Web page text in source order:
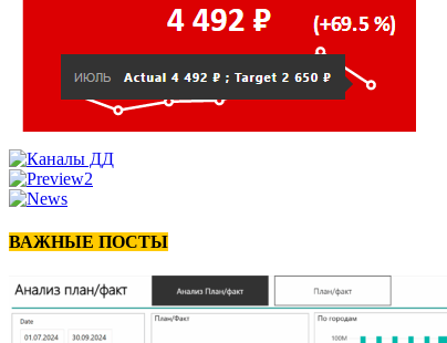
ВАЖНЫЕ ПОСТЫ